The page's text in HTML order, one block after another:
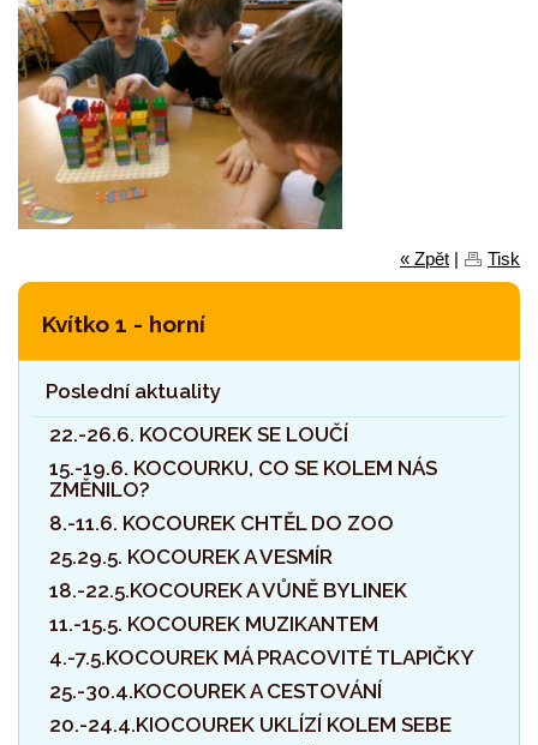
« Zpět | Tisk
Kvítko 1 - horní
Poslední aktuality
22.-26.6. KOCOUREK SE LOUČÍ
15.-19.6. KOCOURKU, CO SE KOLEM NÁS
ZMĚNILO?
8.-11.6. KOCOUREK CHTĚL DO ZOO
25.29.5. KOCOUREK A VESMÍR
18.-22.5.KOCOUREK A VŮNĚ BYLINEK
11.-15.5. KOCOUREK MUZIKANTEM
4.-7.5.KOCOUREK MÁ PRACOVITÉ TLAPIČKY
25.-30.4.KOCOUREK A CESTOVÁNÍ
20.-24.4.KIOCOUREK UKLÍZÍ KOLEM SEBE